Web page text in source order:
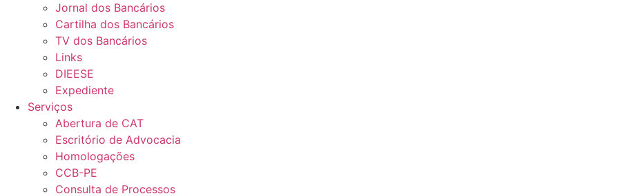
Jornal dos Bancários
Cartilha dos Bancários
TV dos Bancários
Links
DIEESE
Expediente
Serviços
Abertura de CAT
Escritório de Advocacia
Homologações
CCB-PE
Consulta de Processos